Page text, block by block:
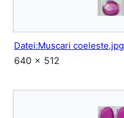
Datei:Muscari coeleste.jpg
640 × 512